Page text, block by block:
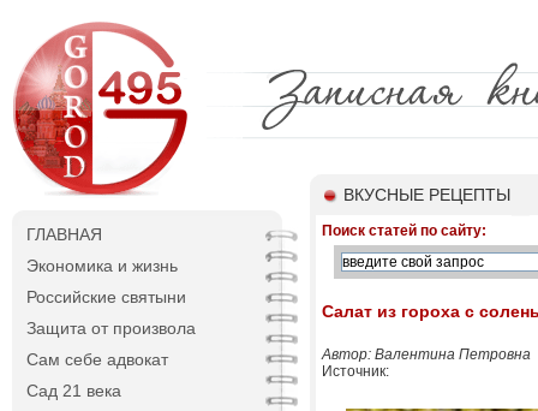
ГЛАВНАЯ
Экономика и жизнь
Российские святыни
Защита от произвола
Сам себе адвокат
Сад 21 века
ВКУСНЫЕ РЕЦЕПТЫ
Поиск статей по сайту:
Салат из гороха с
Автор: Валентина Петровна
Источник: